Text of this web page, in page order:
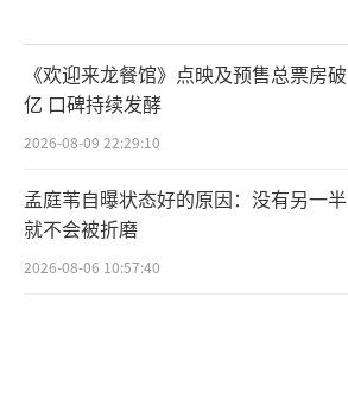
《欢迎来龙餐馆》点映及预售总票房破
亿 口碑持续发酵
2026-08-09 22:29:10
孟庭苇自曝状态好的原因：没有另一半
就不会被折磨
2026-08-06 10:57:40